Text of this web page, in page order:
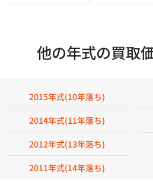
他の年式の買取
2015年式(10年落ち)
2014年式(11年落ち)
2012年式(13年落ち)
2011年式(14年落ち)